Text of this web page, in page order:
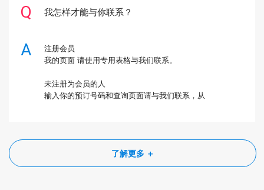
我怎样才能与你联系？
注册会员
我的页面 请使用专用表格与我们联系。
未注册为会员的人
输入你的预订号码和查询页面请与我们联系，从
了解更多 ＋